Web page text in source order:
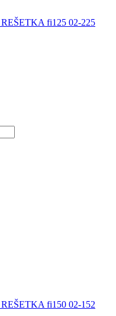
fi125 02-225
fi150 02-152